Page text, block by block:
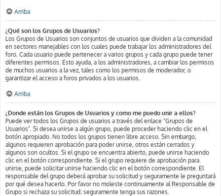
Arriba
¿Qué son los Grupos de Usuarios?
Los Grupos de Usuarios son conjuntos de usuarios que dividen a la comunidad
en sectores manejables con los cuales puede trabajar los administradores del
foro. Cada usuario puede pertenecer a varios grupos y cada grupo puede tener
diferentes permisos. Esto ayuda, a los administradores, a cambiar los permisos
de muchos usuarios a la vez, tales como los permisos de moderador, o
garantizar el acceso a foros privados a los usuarios.
Arriba
¿Donde están los Grupos de Usuarios y como me puedo unir a ellos?
Puede ver todos los Grupos de usuarios a través del enlace "Grupos de
Usuarios". Si desea unirse a algún grupo, puede proceder haciendo clic en el
botón apropiado. No todos los grupos tienen libre acceso. Sin embargo,
algunos requieren aprobación para poder unirse, otros están cerrados y
algunos son ocultos. Si el grupo se encuentra abierto, puede unirse haciendo
clic en el botón correspondiente. Si el grupo requiere de aprobación para
unirse, puede solicitar unirse haciendo clic en el botón correspondiente. El
responsable del grupo deberá aprobar su solicitud y seguramente le preguntará
por qué desea hacerlo. Por favor no moleste continuamente al Responsable de
Grupo si rechaza su solicitud; seguramente tenga sus razones.